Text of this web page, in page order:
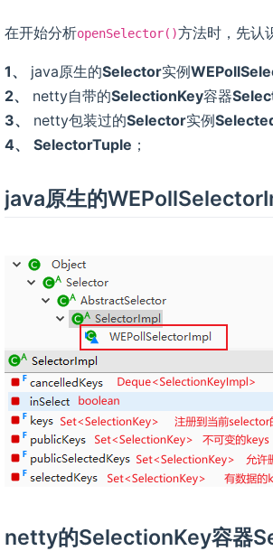
在开始分析openSelector()方法时，先认
1、 java原生的Selector实例
2、
netty自带的SelectionKey容器
3、
netty包装过的Selector实例
4、
SelectorTuple ；
java原生的
netty的SelectionKey容器